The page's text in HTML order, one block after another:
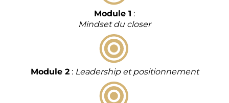
Module 1 :
Mindset du closer
Module 2: Leadership et positionnement